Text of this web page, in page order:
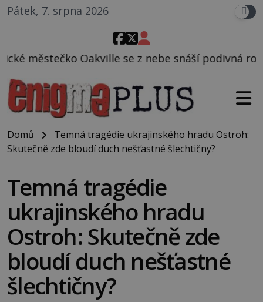
Pátek, 7. srpna 2026
se z nebe snáší podivná rosolovitá látka
Domů
Temná tragédie ukrajinského hradu Ostroh:
Skutečně zde bloudí duch nešťastné šlechtičny?
Temná tragédie
ukrajinského hradu
Ostroh: Skutečně zde
bloudí duch nešťastné
šlechtičny?